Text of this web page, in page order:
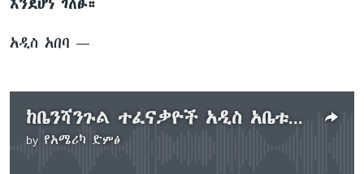
እንደሆነ ገለፁ።
አዲስ አበባ —
ከቤንሻንጉል ተፈናቃዮች አዲስ አቤቱታ ተሰማ
by የአሜሪካ ድምፅ
No media source currently available